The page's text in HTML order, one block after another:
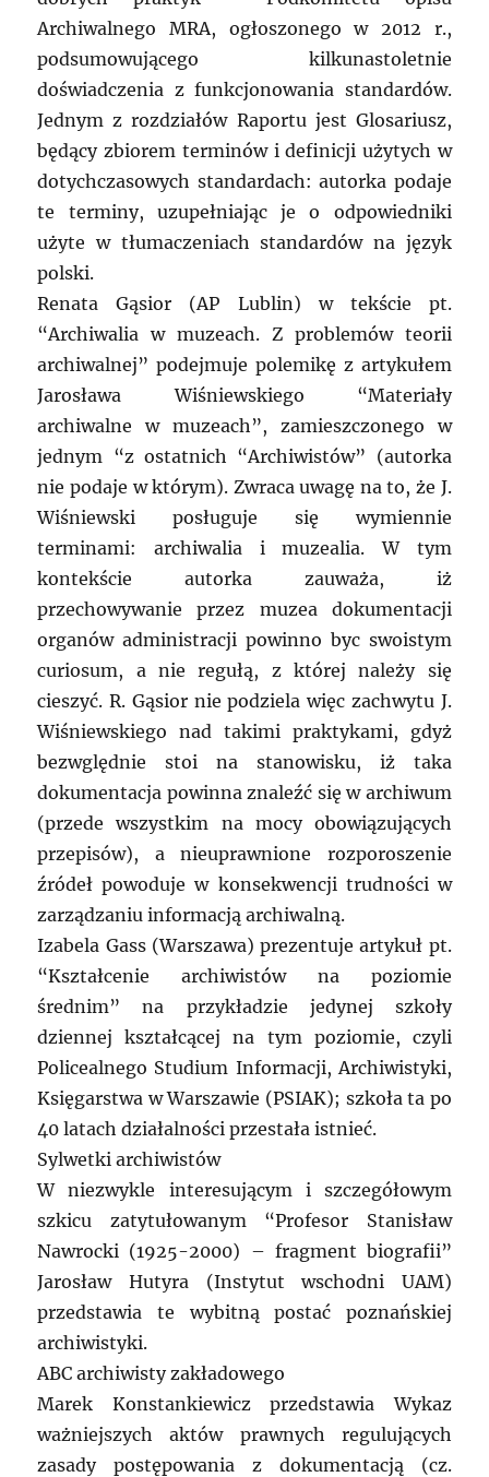
Archiwalnego MRA, ogłoszonego w 2012 r.,
podsumowującego kilkunastoletnie
doświadczenia z funkcjonowania standardów.
Jednym z rozdziałów Raportu jest Glosariusz,
będący zbiorem terminów i definicji użytych w
dotychczasowych standardach: autorka podaje
te terminy, uzupełniając je o odpowiedniki
użyte w tłumaczeniach standardów na język
polski.
Renata Gąsior (AP Lublin) w tekście pt.
“Archiwalia w muzeach. Z problemów teorii
archiwalnej” podejmuje polemikę z artykułem
Jarosława Wiśniewskiego “Materiały
archiwalne w muzeach”, zamieszczonego w
jednym “z ostatnich “Archiwistów” (autorka
nie podaje w którym). Zwraca uwagę na to, że J.
Wiśniewski posługuje się wymiennie
terminami: archiwalia i muzealia. W tym
kontekście autorka zauważa, iż
przechowywanie przez muzea dokumentacji
organów administracji powinno byc swoistym
curiosum, a nie regułą, z której należy się
cieszyć. R. Gąsior nie podziela więc zachwytu J.
Wiśniewskiego nad takimi praktykami, gdyż
bezwględnie stoi na stanowisku, iż taka
dokumentacja powinna znaleźć się w archiwum
(przede wszystkim na mocy obowiązujących
przepisów), a nieuprawnione rozporoszenie
źródeł powoduje w konsekwencji trudności w
zarządzaniu informacją archiwalną.
Izabela Gass (Warszawa) prezentuje artykuł pt.
“Kształcenie archiwistów na poziomie
średnim” na przykładzie jedynej szkoły
dziennej kształcącej na tym poziomie, czyli
Policealnego Studium Informacji, Archiwistyki,
Księgarstwa w Warszawie (PSIAK); szkoła ta po
40 latach działalności przestała istnieć.
Sylwetki archiwistów
W niezwykle interesującym i szczegółowym
szkicu zatytułowanym “Profesor Stanisław
Nawrocki (1925-2000) – fragment biografii”
Jarosław Hutyra (Instytut wschodni UAM)
przedstawia te wybitną postać poznańskiej
archiwistyki.
ABC archiwisty zakładowego
Marek Konstankiewicz przedstawia Wykaz
ważniejszych aktów prawnych regulujących
zasady postępowania z dokumentacją (cz.